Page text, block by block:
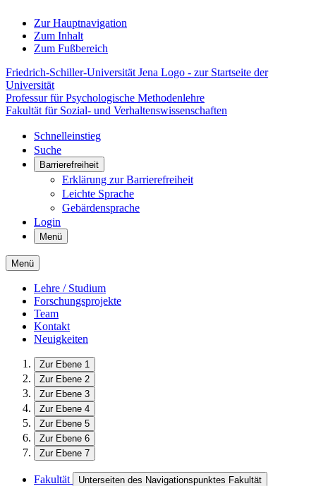
Zur Hauptnavigation
Zum Inhalt
Zum Fußbereich
Friedrich-Schiller-Universität Jena Logo - zur Startseite der
Universität
Professur für Psychologische Methodenlehre
Fakultät für Sozial- und Verhaltenswissenschaften
Schnelleinstieg
Suche
Barrierefreiheit
Erklärung zur Barrierefreiheit
Leichte Sprache
Gebärdensprache
Login
Menü
Menü
Lehre / Studium
Forschungsprojekte
Team
Kontakt
Neuigkeiten
Zur Ebene 1
Zur Ebene 2
Zur Ebene 3
Zur Ebene 4
Zur Ebene 5
Zur Ebene 6
Zur Ebene 7
Fakultät Unterseiten des Navigationspunktes Fakultät